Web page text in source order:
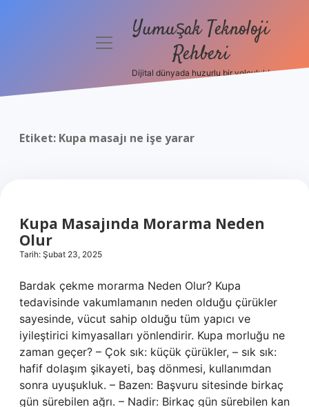
Politikası
menüyüYumuşak Teknoloji
Rehberi
Dijital dünyada huzurlu bir yolculuk!
Etiket: Kupa masajı ne işe yarar
Kupa Masajında Morarma Neden
Olur
Tarih: Şubat 23, 2025
Bardak çekme morarma Neden Olur? Kupa
tedavisinde vakumlamanın neden olduğu çürükler
sayesinde, vücut sahip olduğu tüm yapıcı ve
iyileştirici kimyasalları yönlendirir. Kupa morluğu ne
zaman geçer? – Çok sık: küçük çürükler, – sık sık:
hafif dolaşım şikayeti, baş dönmesi, kullanımdan
sonra uyuşukluk. – Bazen: Başvuru sitesinde birkaç
gün sürebilen ağrı. – Nadir: Birkaç gün sürebilen kan